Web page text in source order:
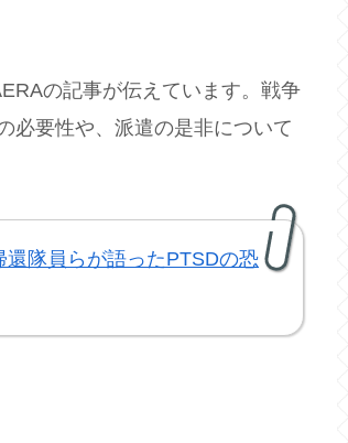
の記事が伝えています。戦争
必要性や、派遣の是非について
隊員らが語ったPTSDの恐